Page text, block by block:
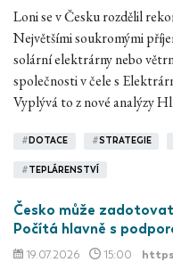
Loni se v Česku rozdělil
Největšími soukromými
solární elektrárny nebo
společnosti v čele s
Vyplývá to z nové analýzy
#DOTACE #STRATEGIE
#TEPLÁRENSTVÍ
Česko může
Počítá hlavně s
19.07.2026 15:00